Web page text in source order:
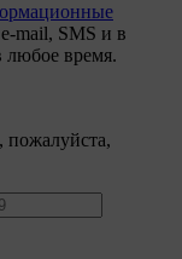
mail, SMS и в
любое время.
пожалуйста,